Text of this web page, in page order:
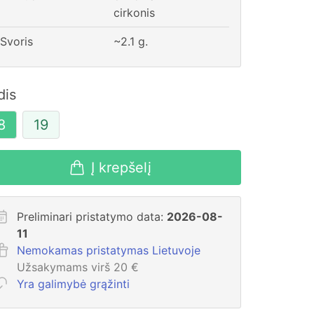
cirkonis
Svoris ~2.1 g.
19
Į krepšelį
Preliminari pristatymo data: 2026-08-
11
Nemokamas pristatymas Lietuvoje
Užsakymams virš 20 €
Yra galimybė grąžinti